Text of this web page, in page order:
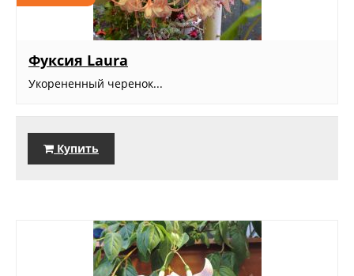
Фуксия Laura
Укорененный черенок...
Купить